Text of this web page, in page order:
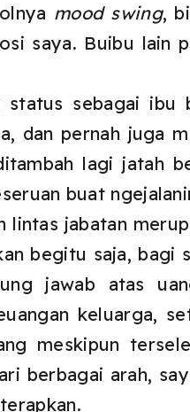
mood swing,
saya. Buibu lain
sebagai ibu
dan pernah juga
lagi jatah
buat
lintas jabatan
begitu saja, bagi
jawab atas
keluarga,
meskipun
berbagai arah,